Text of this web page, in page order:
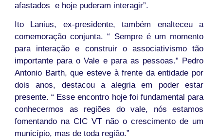
afastados e hoje puderam interagir”.
Ito Lanius, ex-presidente, também enalteceu a
comemoração conjunta. “ Sempre é um momento
para interação e construir o associativismo tão
importante para o Vale e para as pessoas.” Pedro
Antonio Barth, que esteve à frente da entidade por
dois anos, destacou a alegria em poder estar
presente. “ Esse encontro hoje foi fundamental para
conhecermos as regiões do vale, nós estamos
fomentando na CIC VT não o crescimento de um
município, mas de toda região.”